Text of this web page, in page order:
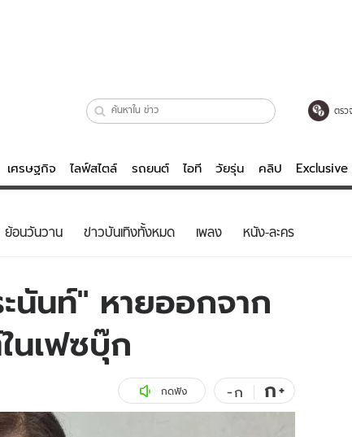
ตรว
เศรษฐกิจ ไลฟ์สไตล์ รถยนต์ ไอที วัยรุ่น คลิป
หวย ไลฟ์สไตล์
วัยรุ่น
ไอที
รถยนต์
สุขภาพ
เที่ยว-กิน
บันเทิงครบ
ดูทีวี
WeTV
ย้อนวันวาน ข่าวบันเทิงทั้งหมด เพลง หนัง-ละคร
นันท์" หายออกจาก
นเฟซบุ๊ก
กดฟัง -ก ก+